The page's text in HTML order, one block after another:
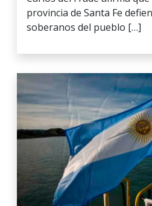
provincia de Santa Fe
soberanos del pueblo […]